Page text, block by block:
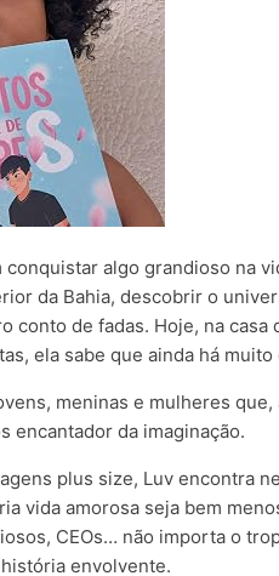
algo grandioso na
da Bahia, descobrir o
conto de fadas. Hoje, na
ela sabe que ainda há
meninas e mulheres
encantador da imaginação.
plus size, Luv encontra
vida amorosa seja bem
CEOs… não importa o
envolvente.